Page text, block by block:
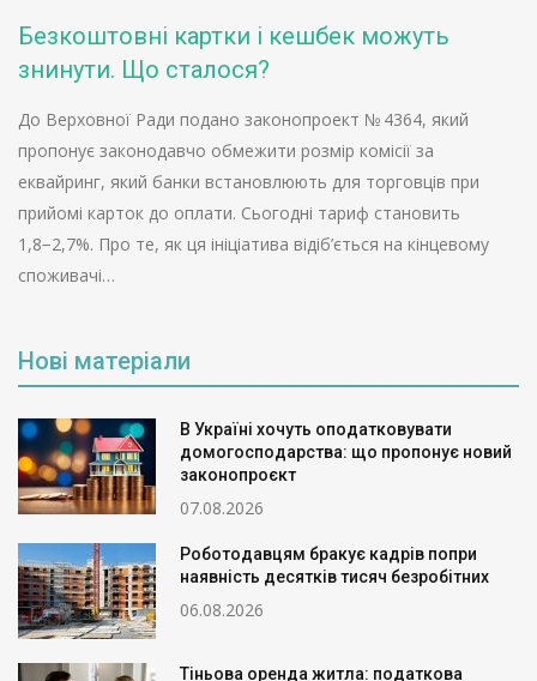
Безкоштовні картки і кешбек можуть
знинути. Що сталося?
До Верховної Ради подано законопроект № 4364, який
пропонує законодавчо обмежити розмір комісії за
еквайринг, який банки встановлюють для торговців при
прийомі карток до оплати. Сьогодні тариф становить
1,8−2,7%. Про те, як ця ініціатива відіб’ється на кінцевому
споживачі…
Нові матеріали
В Україні хочуть оподатковувати
домогосподарства: що пропонує новий
законопроєкт
07.08.2026
Роботодавцям бракує кадрів попри
наявність десятків тисяч безробітних
06.08.2026
Тіньова оренда житла: податкова